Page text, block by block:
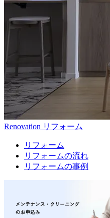
Renovation リフォーム
リフォーム
リフォームの流れ
リフォームの事例